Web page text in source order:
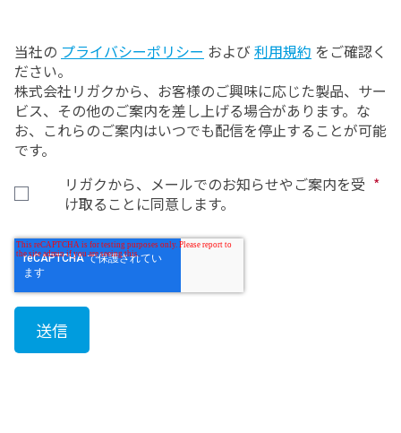
当社の プライバシーポリシー および 利用規約 をご確認く
ださい。
株式会社リガクから、お客様のご興味に応じた製品、サー
ビス、その他のご案内を差し上げる場合があります。な
お、これらのご案内はいつでも配信を停止することが可能
です。
リガクから、メールでのお知らせやご案内を受
け取ることに同意します。
*